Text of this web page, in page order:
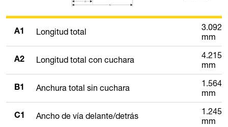
A1 Longitud total
3.092
mm
A2 Longitud total con cuchara
4.215
mm
B1 Anchura total sin cuchara
1.564
mm
C1 Ancho de vía delante/detrás
1.245
mm